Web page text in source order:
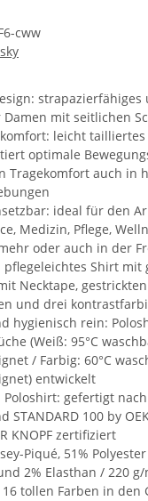
cww
strapazierfähiges
mit seitlichen
leicht
optimale
Tragekomfort auch in
ideal für den
Medizin, Pflege,
oder auch in der
pflegeleichtes Shirt mit
Necktape,
und drei
hygienisch rein:
(Weiß: 95°C
/ Farbig: 60°C
entwickelt
gefertigt nach
STANDARD 100 by
KNOPF zertifiziert
Piqué, 51%
2% Elasthan / 220 g/
tollen Farben in den